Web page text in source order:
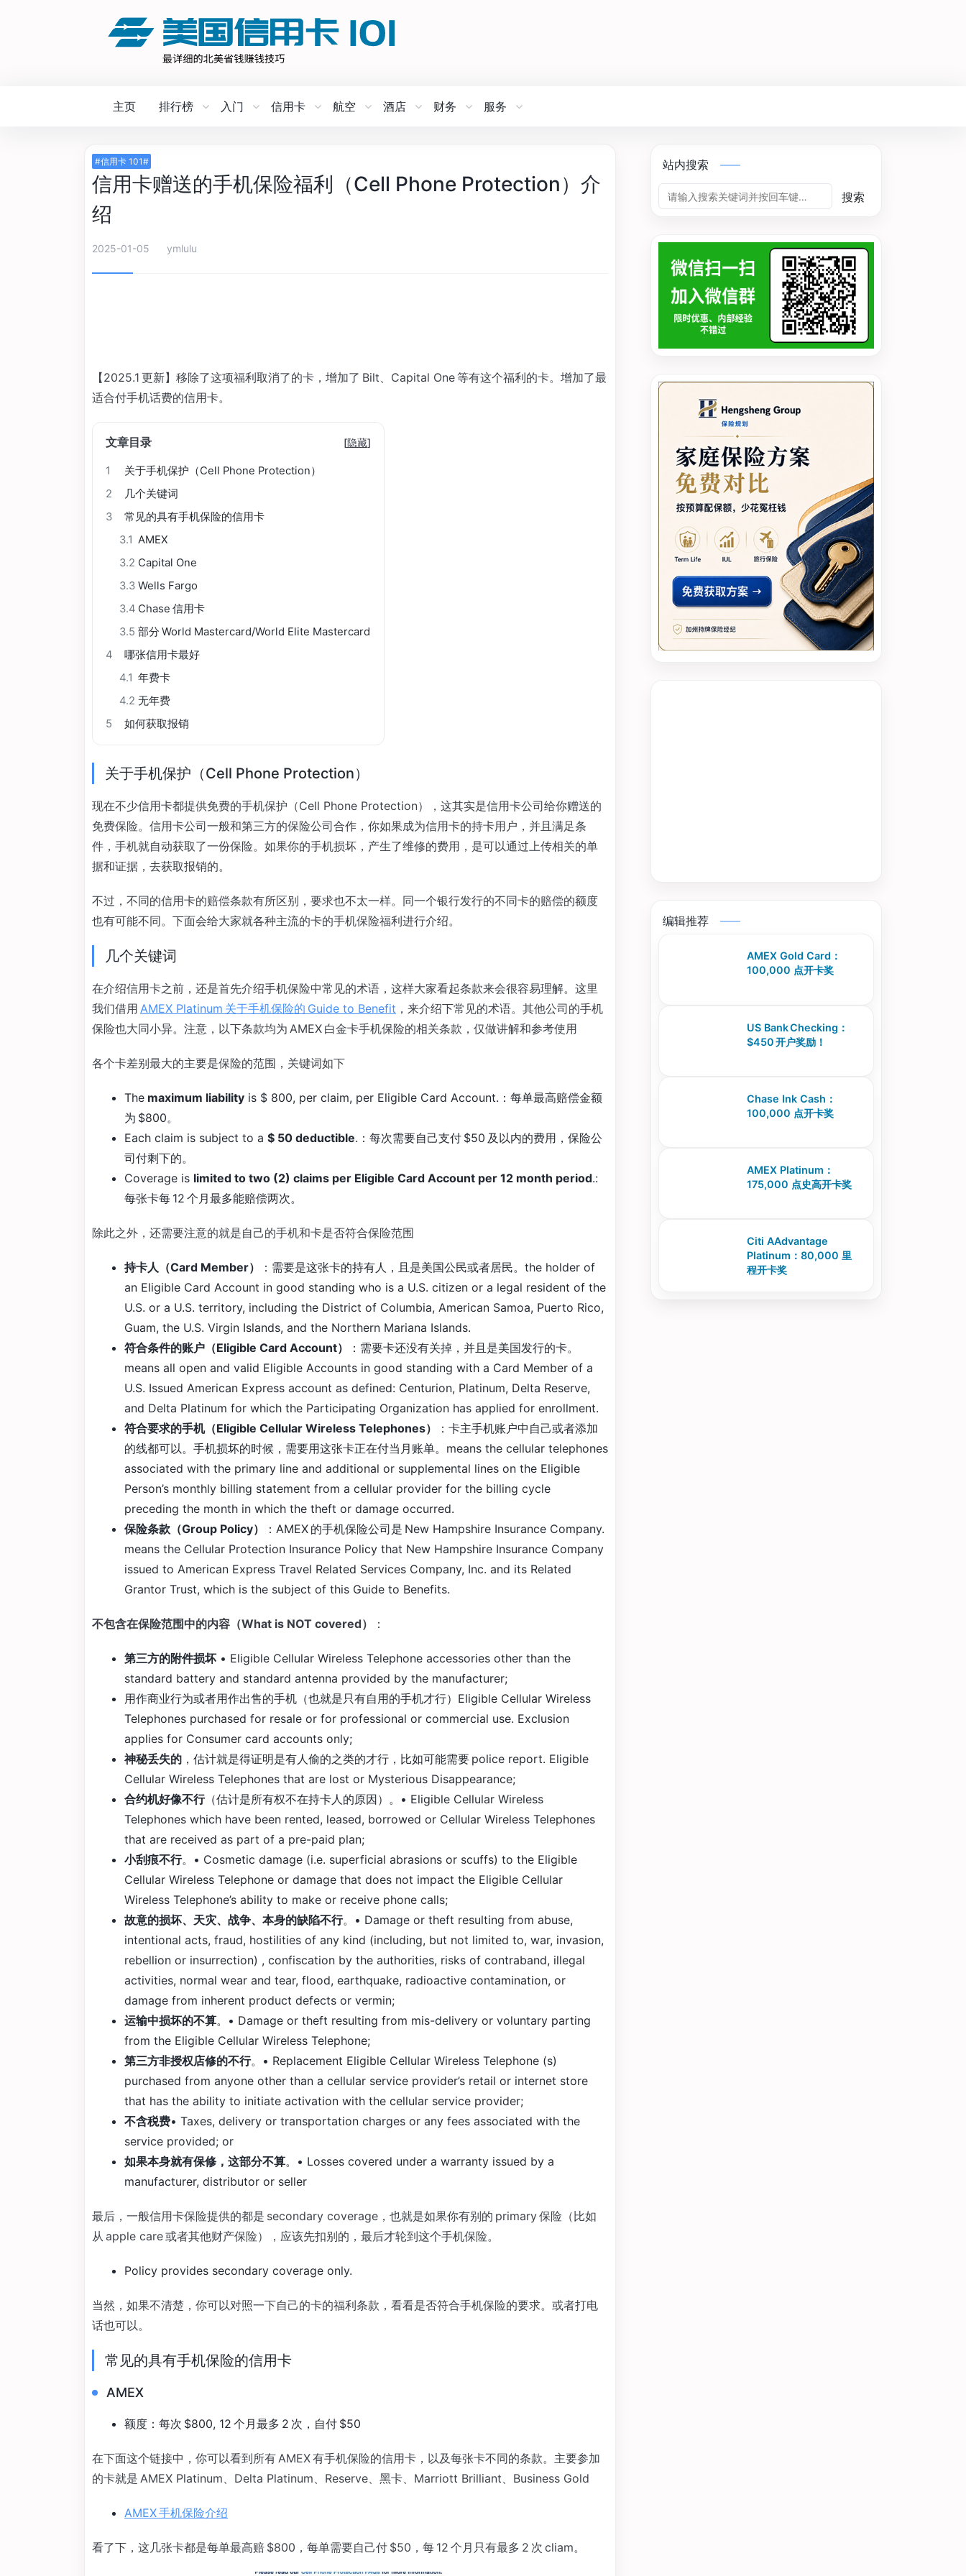
主页 排行榜 入门 信用卡 航空 酒店 财务 服务
#信用卡 101#
信用卡赠送的手机保险福利（Cell Phone Protection）介
绍
2025-01-05 ymlulu
【2025.1 更新】移除了这项福利取消了的卡，增加了 Bilt、Capital One 等有这个福利的卡。增加了最
适合付手机话费的信用卡。
文章目录 [隐藏]
1
关于手机保护（Cell Phone Protection）
2
几个关键词
3
常见的具有手机保险的信用卡
3.1 AMEX
3.2 Capital One
3.3 Wells Fargo
3.4 Chase 信用卡
3.5 部分 World Mastercard/World Elite Mastercard
4
哪张信用卡最好
4.1 年费卡
4.2 无年费
5
如何获取报销
关于手机保护（Cell Phone Protection）
现在不少信用卡都提供免费的手机保护（Cell Phone Protection），这其实是信用卡公司给你赠送的
免费保险。信用卡公司一般和第三方的保险公司合作，你如果成为信用卡的持卡用户，并且满足条
件，手机就自动获取了一份保险。如果你的手机损坏，产生了维修的费用，是可以通过上传相关的单
据和证据，去获取报销的。
不过，不同的信用卡的赔偿条款有所区别，要求也不太一样。同一个银行发行的不同卡的赔偿的额度
也有可能不同。下面会给大家就各种主流的卡的手机保险福利进行介绍。
几个关键词
在介绍信用卡之前，还是首先介绍手机保险中常见的术语，这样大家看起条款来会很容易理解。这里
我们借用 AMEX Platinum 关于手机保险的 Guide to Benefit ，来介绍下常见的术语。其他公司的手机
保险也大同小异。注意，以下条款均为 AMEX 白金卡手机保险的相关条款，仅做讲解和参考使用
各个卡差别最大的主要是保险的范围，关键词如下
The maximum liability is $ 800, per claim, per Eligible Card Account.：每单最高赔偿金额
为 $800。
Each claim is subject to a $ 50 deductible.：每次需要自己支付 $50 及以内的费用，保险公
司付剩下的。
Coverage is limited to two (2) claims per Eligible Card Account per 12 month period.:
每张卡每 12 个月最多能赔偿两次。
除此之外，还需要注意的就是自己的手机和卡是否符合保险范围
持卡人（Card Member）
：需要是这张卡的持有人，且是美国公民或者居民。the holder of
an Eligible Card Account in good standing who is a U.S. citizen or a legal resident of the
U.S. or a U.S. territory, including the District of Columbia, American Samoa, Puerto Rico,
Guam, the U.S. Virgin Islands, and the Northern Mariana Islands.
符合条件的账户（Eligible Card Account）
：需要卡还没有关掉，并且是美国发行的卡。
means all open and valid Eligible Accounts in good standing with a Card Member of a
U.S. Issued American Express account as defined: Centurion, Platinum, Delta Reserve,
and Delta Platinum for which the Participating Organization has applied for enrollment.
符合要求的手机（Eligible Cellular Wireless Telephones）
：卡主手机账户中自己或者添加
的线都可以。手机损坏的时候，需要用这张卡正在付当月账单。means the cellular telephones
associated with the primary line and additional or supplemental lines on the Eligible
Person’s monthly billing statement from a cellular provider for the billing cycle
preceding the month in which the theft or damage occurred.
保险条款（Group Policy）
：AMEX 的手机保险公司是 New Hampshire Insurance Company.
means the Cellular Protection Insurance Policy that New Hampshire Insurance Company
issued to American Express Travel Related Services Company, Inc. and its Related
Grantor Trust, which is the subject of this Guide to Benefits.
不包含在保险范围中的内容（What is NOT covered） ：
第三方的附件损坏 • Eligible Cellular Wireless Telephone accessories other than the
standard battery and standard antenna provided by the manufacturer;
用作商业行为或者用作出售的手机（也就是只有自用的手机才行）Eligible Cellular Wireless
Telephones purchased for resale or for professional or commercial use. Exclusion
applies for Consumer card accounts only;
神秘丢失的 ，估计就是得证明是有人偷的之类的才行，比如可能需要 police report. Eligible
Cellular Wireless Telephones that are lost or Mysterious Disappearance;
合约机好像不行（估计是所有权不在持卡人的原因）。• Eligible Cellular Wireless
Telephones which have been rented, leased, borrowed or Cellular Wireless Telephones
that are received as part of a pre-paid plan;
小刮痕不行。• Cosmetic damage (i.e. superficial abrasions or scuffs) to the Eligible
Cellular Wireless Telephone or damage that does not impact the Eligible Cellular
Wireless Telephone’s ability to make or receive phone calls;
故意的损坏、天灾、战争、本身的缺陷不行。• Damage or theft resulting from abuse,
intentional acts, fraud, hostilities of any kind (including, but not limited to, war, invasion,
rebellion or insurrection) , confiscation by the authorities, risks of contraband, illegal
activities, normal wear and tear, flood, earthquake, radioactive contamination, or
damage from inherent product defects or vermin;
运输中损坏的不算。• Damage or theft resulting from mis-delivery or voluntary parting
from the Eligible Cellular Wireless Telephone;
第三方非授权店修的不行。• Replacement Eligible Cellular Wireless Telephone (s)
purchased from anyone other than a cellular service provider’s retail or internet store
that has the ability to initiate activation with the cellular service provider;
不含税费• Taxes, delivery or transportation charges or any fees associated with the
service provided; or
如果本身就有保修，这部分不算。• Losses covered under a warranty issued by a
manufacturer, distributor or seller
最后，一般信用卡保险提供的都是 secondary coverage，也就是如果你有别的 primary 保险（比如
从 apple care 或者其他财产保险），应该先扣别的，最后才轮到这个手机保险。
Policy provides secondary coverage only.
当然，如果不清楚，你可以对照一下自己的卡的福利条款，看看是否符合手机保险的要求。或者打电
话也可以。
常见的具有手机保险的信用卡
AMEX
额度：每次 $800, 12 个月最多 2 次，自付 $50
在下面这个链接中，你可以看到所有 AMEX 有手机保险的信用卡，以及每张卡不同的条款。主要参加
的卡就是 AMEX Platinum、Delta Platinum、Reserve、黑卡、Marriott Brilliant、Business Gold
AMEX 手机保险介绍
看了下，这几张卡都是每单最高赔 $800，每单需要自己付 $50，每 12 个月只有最多 2 次 cliam。
站内搜索
搜索
编辑推荐
AMEX Gold Card：
100,000 点开卡奖
US Bank Checking：
$450 开户奖励！
Chase Ink Cash：
100,000 点开卡奖
AMEX Platinum：
175,000 点史高开卡奖
Citi AAdvantage
Platinum：80,000 里
程开卡奖